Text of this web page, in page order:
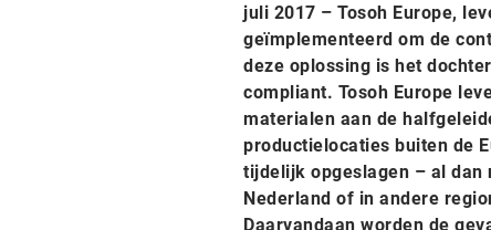
juli 2017 – Tosoh Europe,
geïmplementeerd om de
deze oplossing is het
compliant. Tosoh Europe
materialen aan de
productielocaties buiten de
tijdelijk opgeslagen – al dan
Nederland of in andere
Daarvandaan worden de